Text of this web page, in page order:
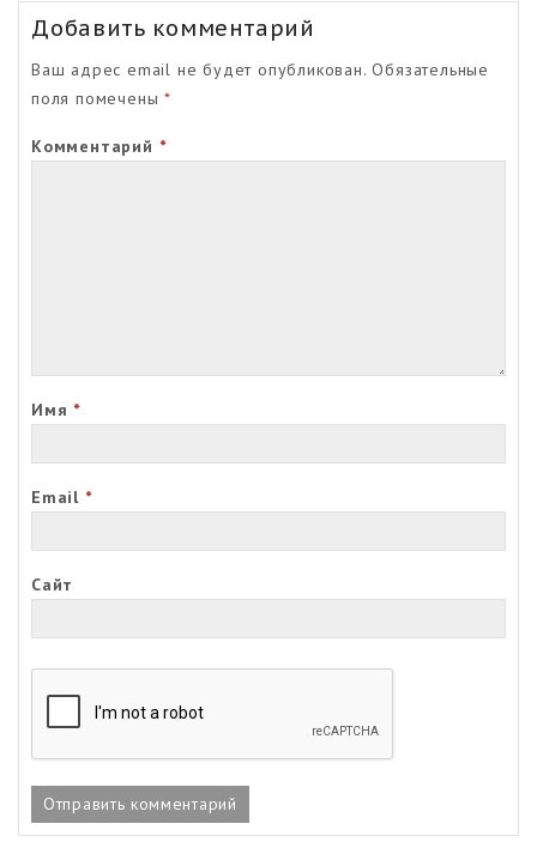
Добавить комментарий
Ваш адрес email не будет опубликован. Обязательные
поля помечены*
Комментарий *
Имя *
Email *
Сайт